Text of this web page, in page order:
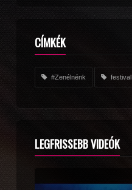
CÍMKÉK
#Zenélnénk festival
LEGFRISSEBB VIDEÓK